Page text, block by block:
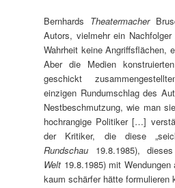
Bernhards Theatermacher
Autors, vielmehr ein
Wahrheit keine Angriffsflächen,
Aber die Medien
geschickt
einzigen Rundumschlag des
Nestbeschmutzung, wie man
hochrangige Politiker […]
der Kritiker, die diese
Rundschau 19.8.1985),
Welt 19.8.1985) mit
kaum schärfer hätte formulieren